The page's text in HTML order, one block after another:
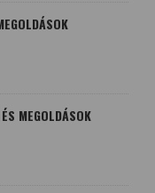
MEGOLDÁSOK